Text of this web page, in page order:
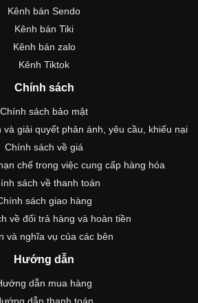
Kênh bán Sendo
Kênh bán Tiki
Kênh bán zalo
Kênh Tiktok
Chính sách
Chính sách bảo mật
giải quyết phản ánh, yêu cầu, khiếu nại
Chính sách về giá
chế trong việc cung cấp hàng hóa
sách về thanh toán
sách giao hàng
về đổi trả hàng và hoàn tiền
và nghĩa vụ của các bên
Hướng dẫn
dẫn mua hàng